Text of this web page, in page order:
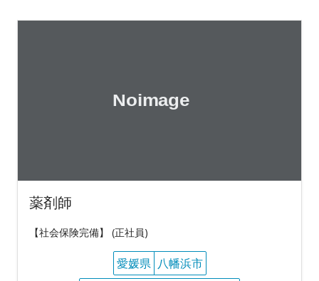
薬剤師
【社会保険完備】 (正社員)
愛媛県 八幡浜市